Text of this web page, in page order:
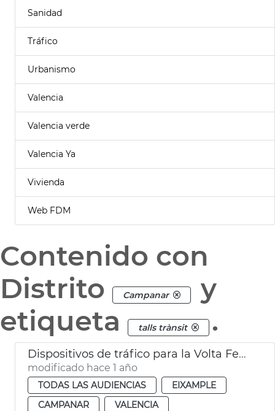
Sanidad
Tráfico
Urbanismo
Valencia
Valencia verde
Valencia Ya
Vivienda
Web FDM
Contenido con
Distrito
Campanar
y
etiqueta
talls trànsit .
Dispositivos de tráfico para la Volta Femenina de la CV y el carnaval de Russafa
modificado hace 1 año
TODAS LAS AUDIENCIAS
EIXAMPLE
CAMPANAR
VALENCIA